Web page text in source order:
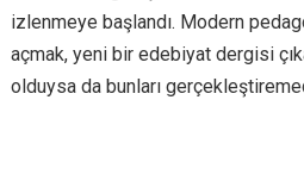
izlenmeye başlandı. Modern
açmak, yeni bir edebiyat dergisi
olduysa da bunları